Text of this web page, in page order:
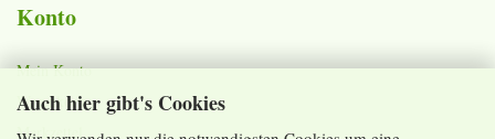
Auch hier gibt's Cookies
Konto
Mein Konto
Warenkorb
Merkzettel